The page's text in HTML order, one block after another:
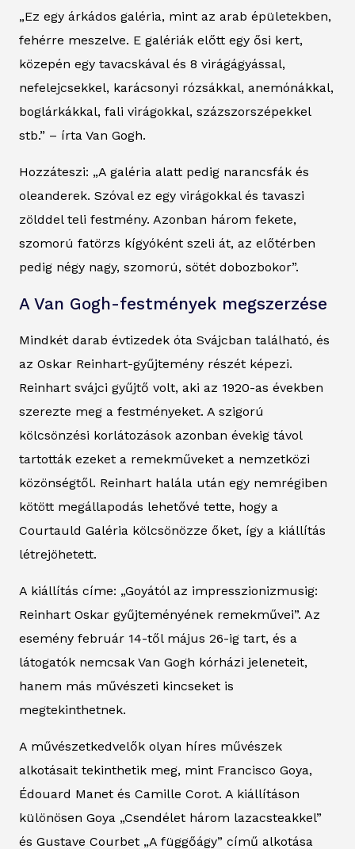
„Ez egy árkádos galéria, mint az arab épületekben,
fehérre meszelve. E galériák előtt egy ősi kert,
közepén egy tavacskával és 8 virágágyással,
nefelejcsekkel, karácsonyi rózsákkal, anemónákkal,
boglárkákkal, fali virágokkal, százszorszépekkel
stb.” – írta Van Gogh.
Hozzáteszi: „A galéria alatt pedig narancsfák és
oleanderek. Szóval ez egy virágokkal és tavaszi
zölddel teli festmény. Azonban három fekete,
szomorú fatörzs kígyóként szeli át, az előtérben
pedig négy nagy, szomorú, sötét dobozbokor”.
A Van Gogh-festmények megszerzése
Mindkét darab évtizedek óta Svájcban található, és
az Oskar Reinhart-gyűjtemény részét képezi.
Reinhart svájci gyűjtő volt, aki az 1920-as években
szerezte meg a festményeket. A szigorú
kölcsönzési korlátozások azonban évekig távol
tartották ezeket a remekműveket a nemzetközi
közönségtől. Reinhart halála után egy nemrégiben
kötött megállapodás lehetővé tette, hogy a
Courtauld Galéria kölcsönözze őket, így a kiállítás
létrejöhetett.
A kiállítás címe: „Goyától az impresszionizmusig:
Reinhart Oskar gyűjteményének remekművei”. Az
esemény február 14-től május 26-ig tart, és a
látogatók nemcsak Van Gogh kórházi jeleneteit,
hanem más művészeti kincseket is
megtekinthetnek.
A művészetkedvelők olyan híres művészek
alkotásait tekinthetik meg, mint Francisco Goya,
Édouard Manet és Camille Corot. A kiállításon
különösen Goya „Csendélet három lazacsteakkel”
és Gustave Courbet „A függőágy” című alkotása